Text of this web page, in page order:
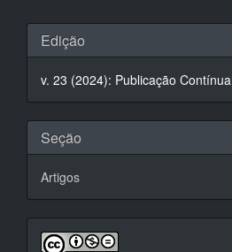
Detalhes
do
artigo
Edição
v. 23 (2024): Publicação Contínua
Seção
Artigos